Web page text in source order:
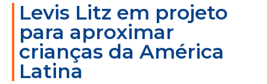
Levis Litz em projeto
para aproximar
crianças da América
Latina